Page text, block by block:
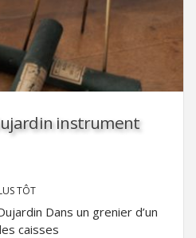
instrument
TÔT
Dans un grenier d’un
caisses